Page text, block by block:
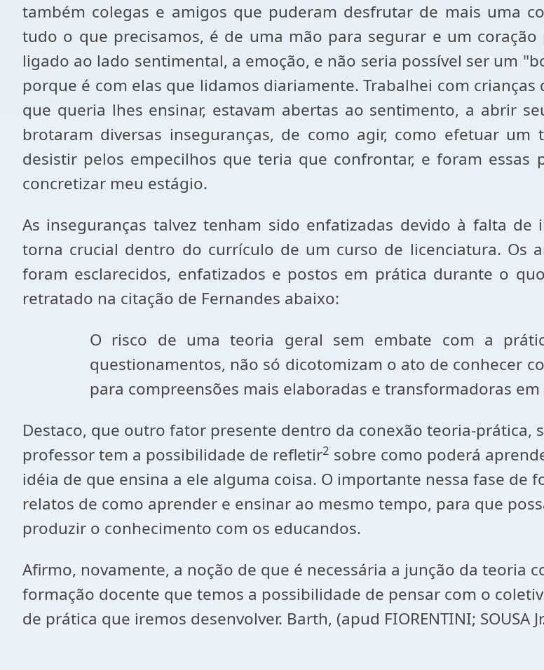
também colegas e amigos que puderam desfrutar de mais uma
tudo o que precisamos, é de uma mão para segurar e um
ligado ao lado sentimental, a emoção, e não seria possível ser um
porque é com elas que lidamos diariamente. Trabalhei com
que queria lhes ensinar, estavam abertas ao sentimento, a abrir
brotaram diversas inseguranças, de como agir, como efetuar
desistir pelos empecilhos que teria que confrontar, e foram
concretizar meu estágio.
As inseguranças talvez tenham sido enfatizadas devido à falta
torna crucial dentro do currículo de um curso de licenciatura. Os
foram esclarecidos, enfatizados e postos em prática durante o
retratado na citação de Fernandes abaixo:
O risco de uma teoria geral sem embate com a
questionamentos, não só dicotomizam o ato de conhecer
para compreensões mais elaboradas e transformadoras em
Destaco, que outro fator presente dentro da conexão teoria-
professor tem a possibilidade de refletir2 sobre como poderá
idéia de que ensina a ele alguma coisa. O importante nessa fase de
relatos de como aprender e ensinar ao mesmo tempo, para que
produzir o conhecimento com os educandos.
Afirmo, novamente, a noção de que é necessária a junção da teoria
formação docente que temos a possibilidade de pensar com o
de prática que iremos desenvolver. Barth, (apud FIORENTINI; SOUSA